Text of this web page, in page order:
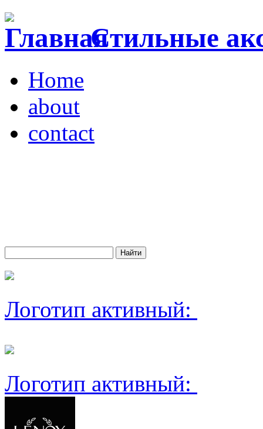
Стильные
Home
about
contact
Логотип активный:
Логотип активный: